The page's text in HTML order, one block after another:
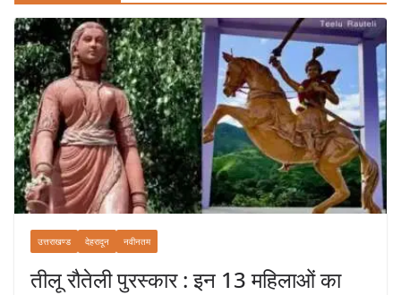
उत्तराखण्ड देहरादून नवीनतम
तीलू रौतेली पुरस्कार : इन 13 महिलाओं का